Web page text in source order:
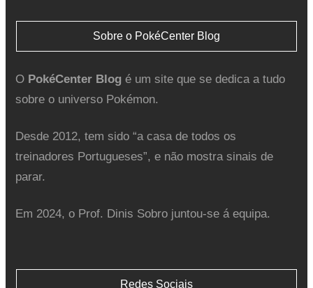
Sobre o PokéCenter Blog
O PokéCenter Blogé um site que se dedica a tudo
sobre o universo Pokémon.
Desde 2012, tem sido “a casa de todos os
treinadores Portugueses”, e não mostra sinais de
parar.
Em 2024, o Prof. Dinis Sobro juntou-se á equipa.
Redes Sociais